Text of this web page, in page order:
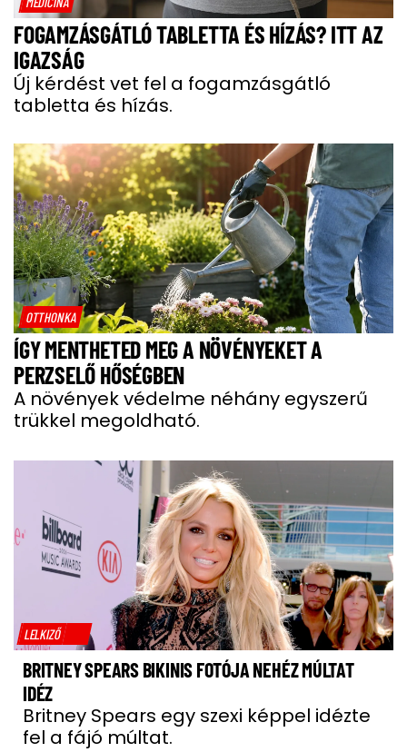
FOGAMZÁSGÁTLÓ TABLETTA ÉS HÍZÁS? ITT AZ
IGAZSÁG
Új kérdést vet fel a fogamzásgátló
tabletta és hízás.
OTTHONKA
ÍGY MENTHETED MEG A NÖVÉNYEKET A
PERZSELŐ HŐSÉGBEN
A növények védelme néhány egyszerű
trükkel megoldható.
LELKIZŐ
BRITNEY SPEARS BIKINIS FOTÓJA NEHÉZ MÚLTAT
IDÉZ
Britney Spears egy szexi képpel idézte
fel a fájó múltat.